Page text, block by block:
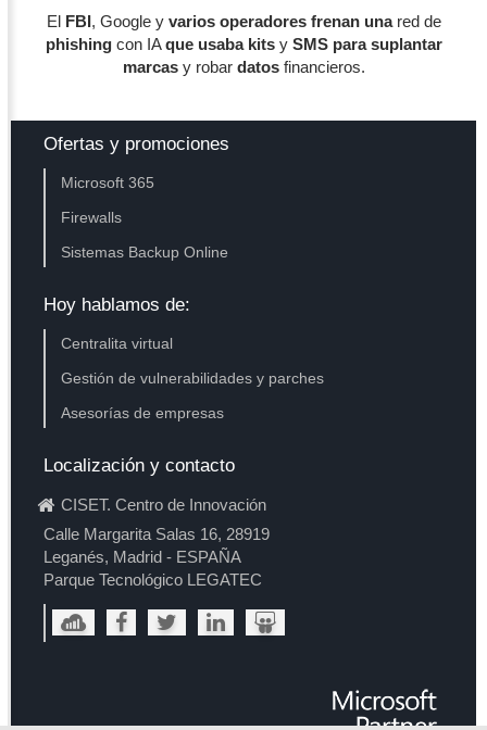
El FBI, Google y varios operadores frenan unared de
phishingcon IAque usaba kitsy SMS para suplantar
marcasy robar datosfinancieros.
Ofertas y promociones
Microsoft 365
Firewalls
Sistemas Backup Online
Hoy hablamos de:
Centralita virtual
Gestión de vulnerabilidades y parches
Asesorías de empresas
Localización y contacto
CISET. Centro de Innovación
Calle Margarita Salas 16, 28919
Leganés, Madrid - ESPAÑA
Parque Tecnológico LEGATEC